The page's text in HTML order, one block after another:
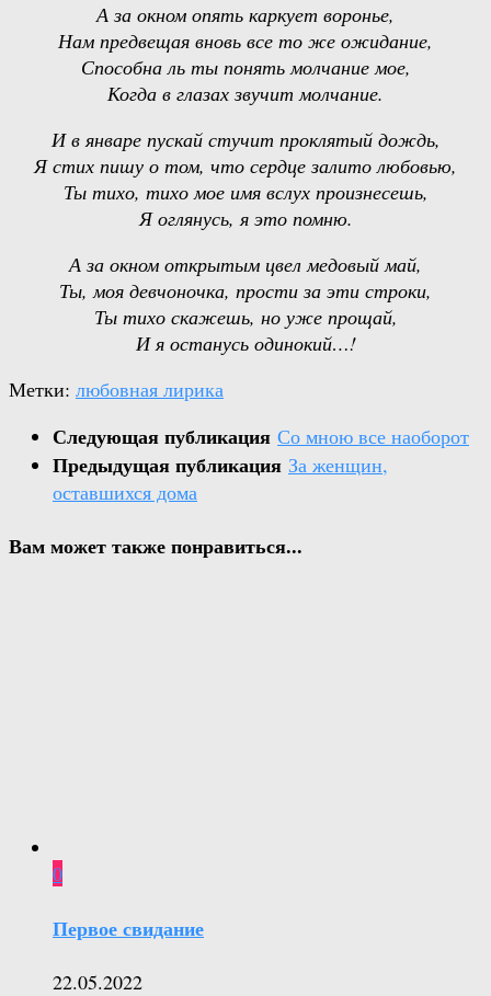
А за окном опять каркует воронье,
Нам предвещая вновь все то же ожидание,
Способна ль ты понять молчание мое,
Когда в глазах звучит молчание.
И в январе пускай стучит проклятый дождь,
Я стих пишу о том, что сердце залито любовью,
Ты тихо, тихо мое имя вслух произнесешь,
Я оглянусь, я это помню.
А за окном открытым цвел медовый май,
Ты, моя девчоночка, прости за эти строки,
Ты тихо скажешь, но уже прощай,
И я останусь одинокий…!
Метки: любовная лирика
Следующая публикация Со мною все наоборот
Предыдущая публикация За женщин,
оставшихся дома
Вам может также понравиться...
0
Первое свидание
22.05.2022